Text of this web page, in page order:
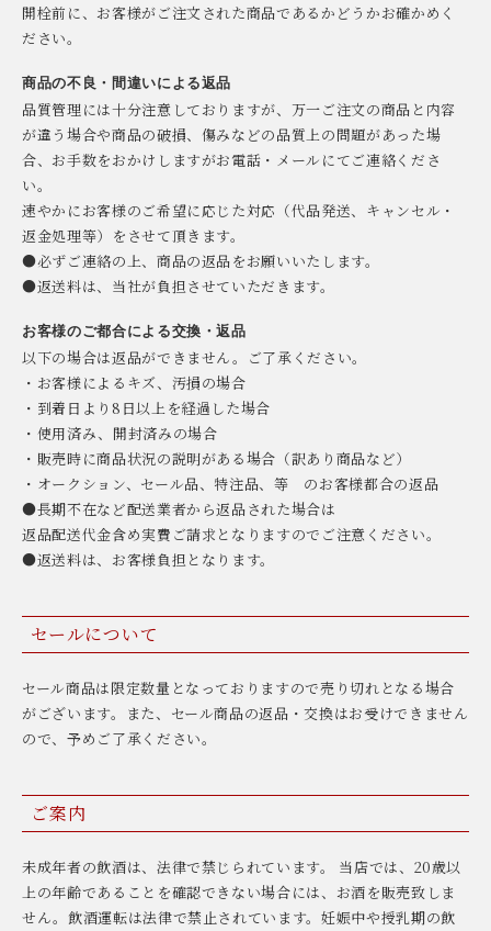
開栓前に、お客様がご注文された商品であるかどうかお確かめく
ださい。
商品の不良・間違いによる返品
品質管理には十分注意しておりますが、万一ご注文の商品と内容
が違う場合や商品の破損、傷みなどの品質上の問題があった場
合、お手数をおかけしますがお電話・メールにてご連絡くださ
い。
速やかにお客様のご希望に応じた対応（代品発送、キャンセル・
返金処理等）をさせて頂きます。
●必ずご連絡の上、商品の返品をお願いいたします。
●返送料は、当社が負担させていただきます。
お客様のご都合による交換・返品
以下の場合は返品ができません。ご了承ください。
・お客様によるキズ、汚損の場合
・到着日より8日以上を経過した場合
・使用済み、開封済みの場合
・販売時に商品状況の説明がある場合（訳あり商品など）
・オークション、セール品、特注品、等 のお客様都合の返品
●長期不在など配送業者から返品された場合は
返品配送代金含め実費ご請求となりますのでご注意ください。
●返送料は、お客様負担となります。
セールについて
セール商品は限定数量となっておりますので売り切れとなる場合
がございます。また、セール商品の返品・交換はお受けできません
ので、予めご了承ください。
ご案内
未成年者の飲酒は、法律で禁じられています。 当店では、20歳以
上の年齢であることを確認できない場合には、お酒を販売致しま
せん。飲酒運転は法律で禁止されています。妊娠中や授乳期の飲